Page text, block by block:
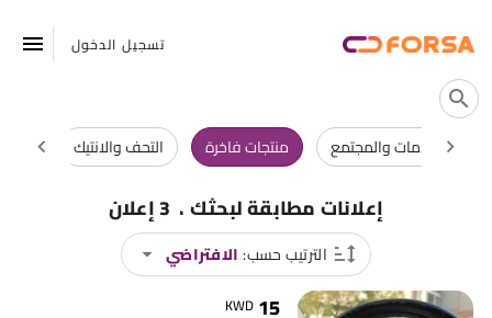
تسجيل الدخول
الخدمات والمجتمع منتجات فاخرة التحف والانتيك
إعلانات مطابقة لبحثك. 3 إعلان
الترتيب حسب: الافتراضي
15
KWD